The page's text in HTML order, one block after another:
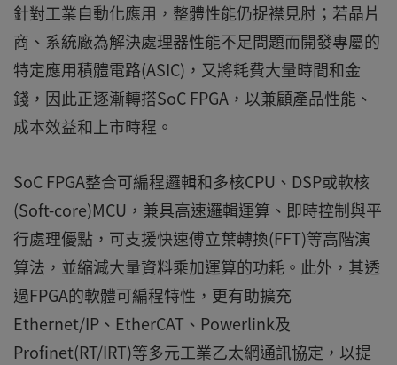
針對工業自動化應用，整體性能仍捉襟見肘；若晶片
商、系統廠為解決處理器性能不足問題而開發專屬的
特定應用積體電路(ASIC)，又將耗費大量時間和金
錢，因此正逐漸轉搭SoC FPGA，以兼顧產品性能、
成本效益和上市時程。
SoC FPGA整合可編程邏輯和多核CPU、DSP或軟核
(Soft-core)MCU，兼具高速邏輯運算、即時控制與平
行處理優點，可支援快速傅立葉轉換(FFT)等高階演
算法，並縮減大量資料乘加運算的功耗。此外，其透
過FPGA的軟體可編程特性，更有助擴充
Ethernet/IP、EtherCAT、Powerlink及
Profinet(RT/IRT)等多元工業乙太網通訊協定，以提